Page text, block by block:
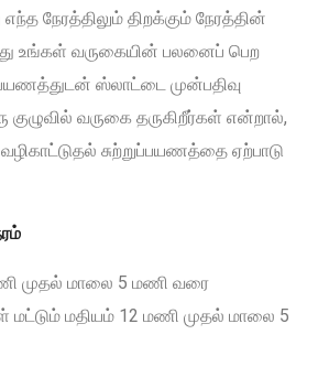
நேரத்திலும் திறக்கும் நேரத்தின்
உங்கள் வருகையின் பலனைப் பெற
ஸ்லாட்டை முன்பதிவு
வருகை தருகிறீர்கள் என்றால்,
சுற்றுப்பயணத்தை ஏற்பாடு
முதல் மாலை 5 மணி வரை
மட்டும் மதியம் 12 மணி முதல் மாலை 5